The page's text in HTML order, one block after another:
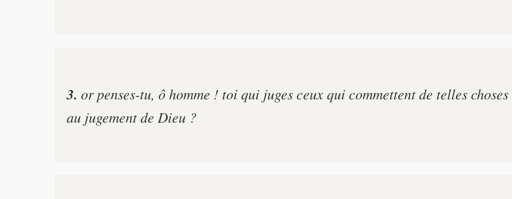
3. or penses-tu, ô homme ! toi qui juges ceux qui commettent de telles
au jugement de Dieu ?